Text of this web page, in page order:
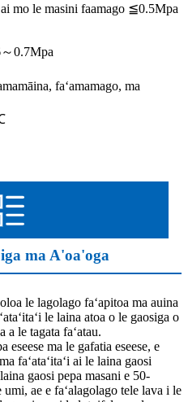
mo le masini faamago ≦0.5Mpa
0.7Mpa
faʻamamago, ma
ma A'oa'oga
le lagolago faʻapitoa ma auina
le laina atoa o le gaosiga o
a le tagata faʻatau.
eseese ma le gafatia eseese, e
faʻataʻitaʻi ai le laina gaosi
gaosi pepa masani e 50-
ae e faʻalagolago tele lava i le